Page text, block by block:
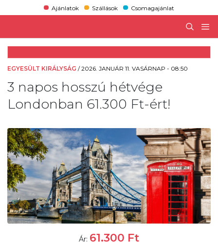
Ajánlatok Szállások Csomagajánlat
EGYESÜLT KIRÁLYSÁG /2026. JANUÁR 11. VASÁRNAP - 08:50
3 napos hosszú hétvége
Londonban 61.300 Ft-ért!
Ár: 61.300 Ft